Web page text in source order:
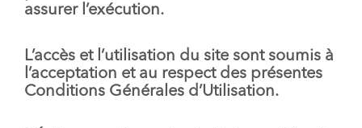
assurer l’exécution.
L’accès et l’utilisation du site sont soumis à
l’acceptation et au respect des présentes
Conditions Générales d’Utilisation.